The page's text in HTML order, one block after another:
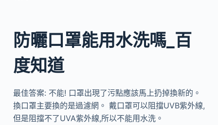
防曬口罩能用水洗嗎_百
度知道
最佳答案: 不能! 口罩出現了污點應該馬上扔掉換新的。
換口罩主要換的是過濾網。 戴口罩可以阻擋UVB紫外線,
但是阻擋不了UVA紫外線,所以不能用水洗。